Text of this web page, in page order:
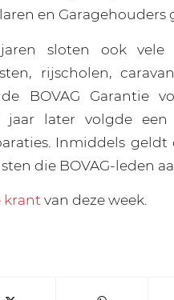
en Garagehouders
sloten ook vele
rijscholen,
BOVAG Garantie
later volgde een
Inmiddels geldt
die BOVAG-leden
krant van deze week.